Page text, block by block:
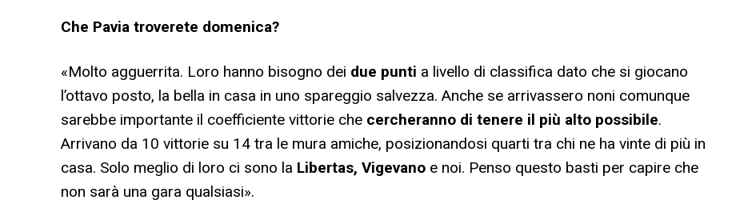
Che Pavia troverete domenica?
«Molto agguerrita. Loro hanno bisogno dei due punti a livello di classifica dato che si giocano
l’ottavo posto, la bella in casa in uno spareggio salvezza. Anche se arrivassero noni comunque
sarebbe importante il coefficiente vittorie che cercheranno di tenere il più alto possibile.
Arrivano da 10 vittorie su 14 tra le mura amiche, posizionandosi quarti tra chi ne ha vinte di più in
casa. Solo meglio di loro ci sono la Libertas, Vigevano e noi. Penso questo basti per capire che
non sarà una gara qualsiasi».